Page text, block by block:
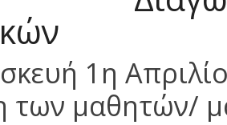
1η
των μαθητών/